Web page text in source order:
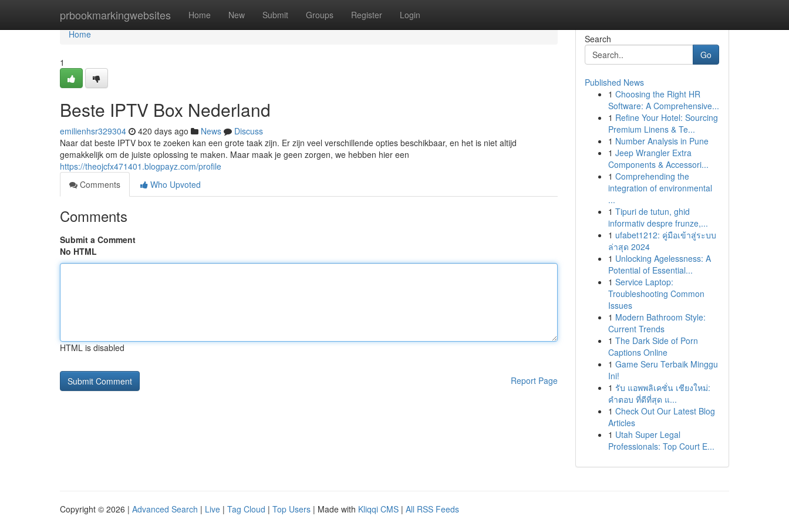
prbookmarkingwebsites Home New Submit Groups Register Login
Home
Home
1
Beste IPTV Box Nederland
emilienhsr329304 420 days ago News
Discuss
Naar dat beste IPTV box te zoeken kan een grote taak zijn. Er zijn veel verschillende opties beschikbaar, en het is niet altijd
gemakkelijk om de juiste oplossing te maken. Maar maak je geen zorgen, we hebben hier een
https://theojcfx471401.blogpayz.com/profile
Comments
Who Upvoted
Comments
Submit a Comment
No HTML
HTML is disabled
Report Page
Search
Go
Published News
1 Choosing the Right HR
Software: A Comprehensive...
1 Refine Your Hotel: Sourcing
Premium Linens & Te...
1 Number Analysis in Pune
1 Jeep Wrangler Extra
Components & Accessori...
1 Comprehending the
integration of environmental
...
1 Tipuri de tutun, ghid
informativ despre frunze,...
1 ufabet1212: คู่มือเข้าสู่ระบบ
ล่าสุด 2024
1 Unlocking Agelessness: A
Potential of Essential...
1 Service Laptop:
Troubleshooting Common
Issues
1 Modern Bathroom Style:
Current Trends
1 The Dark Side of Porn
Captions Online
1 Game Seru Terbaik Minggu
Ini!
1 รับ แอพพลิเคชั่น เชียงใหม่:
คำตอบ ที่ดีที่สุด แ...
1 Check Out Our Latest Blog
Articles
1 Utah Super Legal
Professionals: Top Court E...
Copyright © 2026 | Advanced Search | Live | Tag Cloud | Top Users | Made with Kliqqi CMS | All RSS Feeds